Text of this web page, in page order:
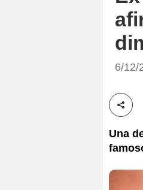
6/12/
Una